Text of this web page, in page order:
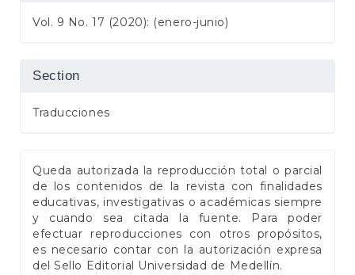
Vol. 9 No. 17 (2020): (enero-junio)
Section
Traducciones
Queda autorizada la reproducción total o parcial
de los contenidos de la revista con finalidades
educativas, investigativas o académicas siempre
y cuando sea citada la fuente. Para poder
efectuar reproducciones con otros propósitos,
es necesario contar con la autorización expresa
del Sello Editorial Universidad de Medellín.